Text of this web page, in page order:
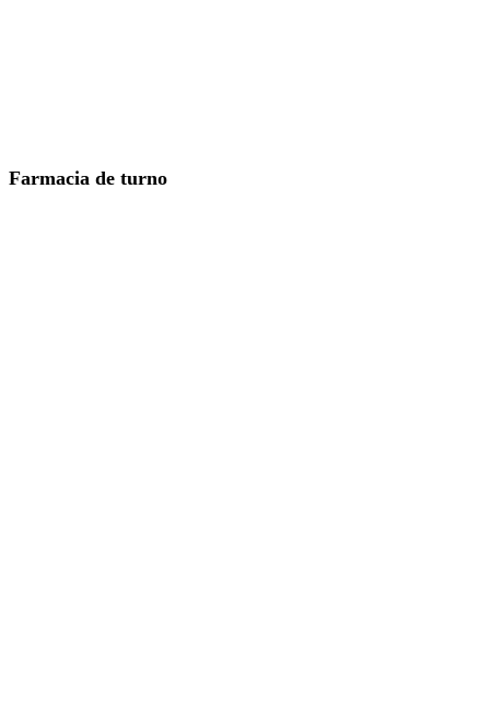
Farmacia de turno